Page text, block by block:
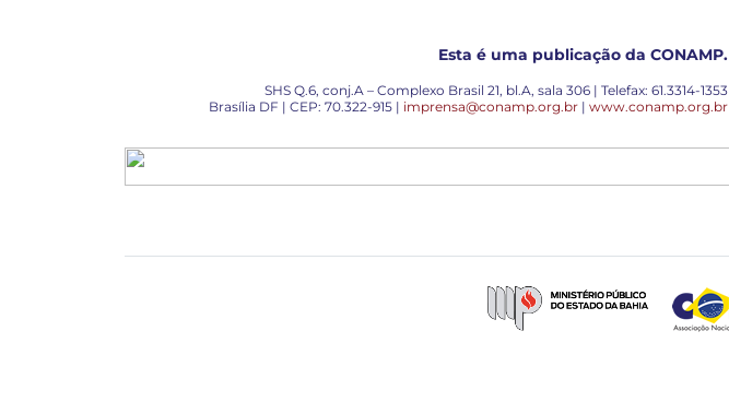
Esta é uma publicação da CONAMP.
SHS Q.6, conj.A – Complexo Brasil 21, bl.A, sala 306 | Telefax: 61.3314-1353
Brasília DF | CEP: 70.322-915 | imprensa@conamp.org.br | www.conamp.org.br